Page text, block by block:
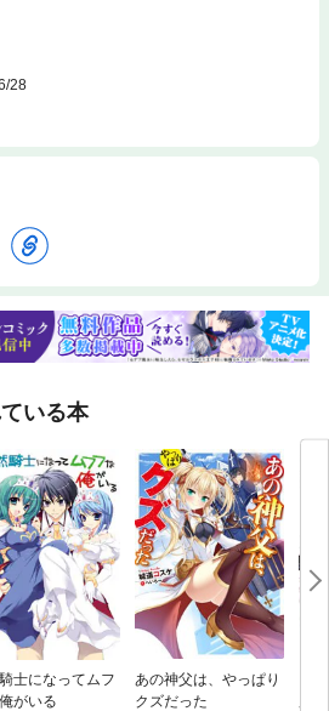
この作品は底本と同じクオリティのカラー
ストが収録されています。
28
いる本
士になってムフ
がいる
あの神父は、やっぱり
クズだった